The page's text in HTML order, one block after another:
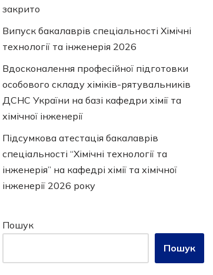
закрито
Випуск бакалаврів спеціальності Хімічні
технології та інженерія 2026
Вдосконалення професійної підготовки
особового складу хіміків-рятувальників
ДСНС України на базі кафедри хімії та
хімічної інженерії
Підсумкова атестація бакалаврів
спеціальності “Хімічні технології та
інженерія” на кафедрі хімії та хімічної
інженерії 2026 року
Пошук
Пошук